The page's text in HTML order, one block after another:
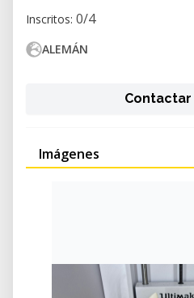
Inscritos: 0/4
ALEMÁN
Imágenes